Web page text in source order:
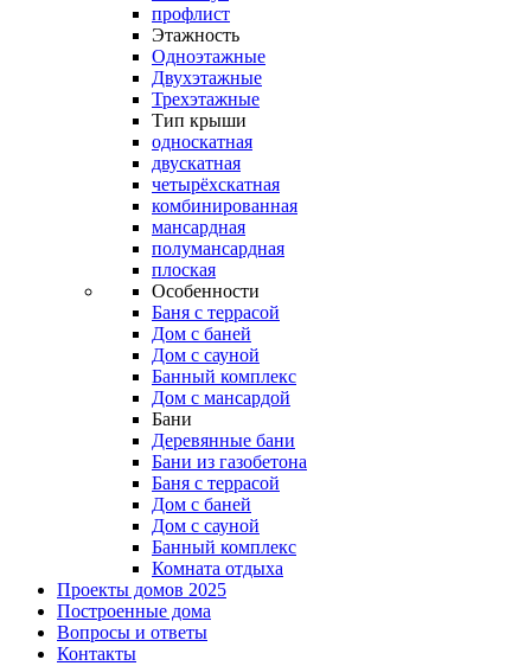
профлист
Этажность
Одноэтажные
Двухэтажные
Трехэтажные
Тип крыши
односкатная
двускатная
четырёхскатная
комбинированная
мансардная
полумансардная
плоская
Особенности
Баня с террасой
Дом с баней
Дом с сауной
Банный комплекс
Дом с мансардой
Бани
Деревянные бани
Бани из газобетона
Баня с террасой
Дом с баней
Дом с сауной
Банный комплекс
Комната отдыха
Проекты домов 2025
Построенные дома
Вопросы и ответы
Контакты